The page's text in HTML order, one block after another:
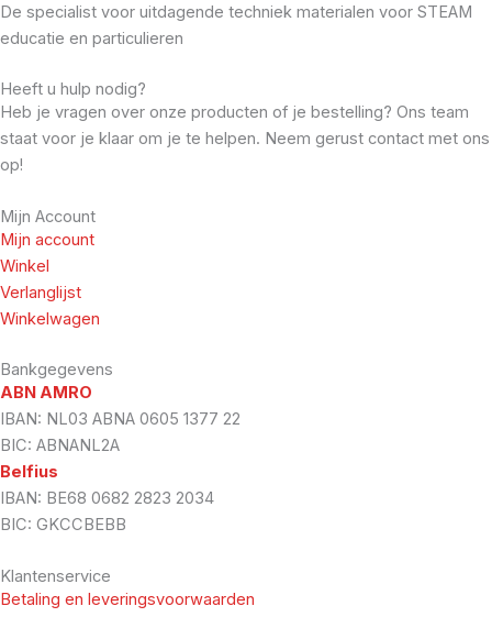
De specialist voor uitdagende techniek materialen voor STEAM
educatie en particulieren
Heeft u hulp nodig?
Heb je vragen over onze producten of je bestelling? Ons team
staat voor je klaar om je te helpen. Neem gerust contact met ons
op!
Mijn Account
Mijn account
Winkel
Verlanglijst
Winkelwagen
Bankgegevens
ABN AMRO
IBAN: NL03 ABNA 0605 1377 22
BIC: ABNANL2A
Belfius
IBAN: BE68 0682 2823 2034
BIC: GKCCBEBB
Klantenservice
Betaling en leveringsvoorwaarden